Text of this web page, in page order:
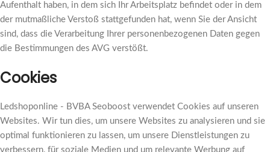
Aufenthalt haben, in dem sich Ihr Arbeitsplatz befindet oder in dem
der mutmaßliche Verstoß stattgefunden hat, wenn Sie der Ansicht
sind, dass die Verarbeitung Ihrer personenbezogenen Daten gegen
die Bestimmungen des AVG verstößt.
Cookies
Ledshoponline - BVBA Seoboost verwendet Cookies auf unseren
Websites. Wir tun dies, um unsere Websites zu analysieren und sie
optimal funktionieren zu lassen, um unsere Dienstleistungen zu
verbessern, für soziale Medien und um relevante Werbung auf